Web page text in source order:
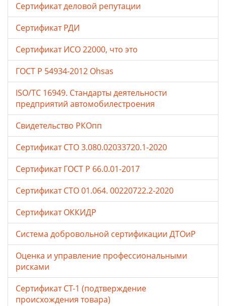
Сертификат деловой репутации
Сертификат РДИ
Сертификат ИСО 22000, что это
ГОСТ Р 54934-2012 Ohsas
ISO/TC 16949. Стандарты деятельности
предприятий автомобилестроения
Свидетельство РКОпп
Сертификат СТО 3.080.02033720.1-2020
Сертификат ГОСТ Р 66.0.01-2017
Сертификат СТО 01.064. 00220722.2-2020
Сертификат ОККИДР
Система добровольной сертификации ДТОиР
Оценка и управление профессиональными
рисками
Сертификат СТ-1 (подтверждение
происхождения товара)